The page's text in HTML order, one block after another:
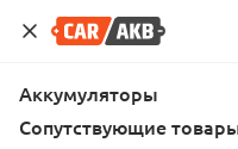
Адреса
Аккумуляторы
Сопутствующие